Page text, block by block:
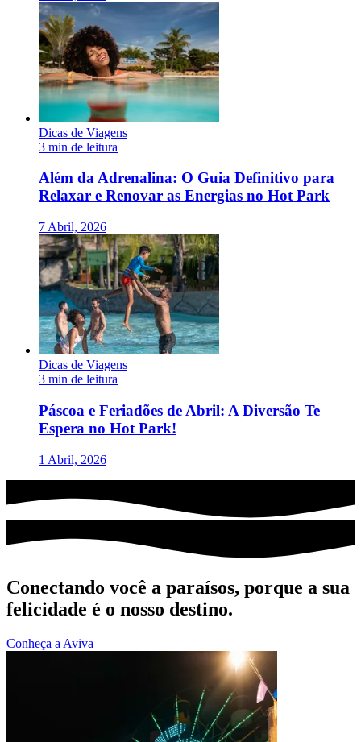
Dicas de Viagens
3 min de leitura
Além da Adrenalina: O Guia Definitivo para
Relaxar e Renovar as Energias no Hot Park
7 Abril, 2026
Dicas de Viagens
3 min de leitura
Páscoa e Feriadões de Abril: A Diversão Te
Espera no Hot Park!
1 Abril, 2026
Conectando você a paraísos, porque a sua
felicidade é o nosso destino.
Conheça a Aviva